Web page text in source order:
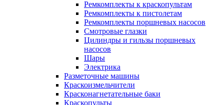
Ремкомплекты к краскопультам
Ремкомплекты к пистолетам
Ремкомплекты поршневых насосов
Смотровые глазки
Цилиндры и гильзы поршневых
насосов
Шары
Электрика
Разметочные машины
Краскоизмельчители
Красконагнетательные баки
Краскопульты